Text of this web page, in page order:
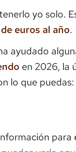
yo solo.
euros al año.
ayudado
en 2026, la
lo que puedas:
para